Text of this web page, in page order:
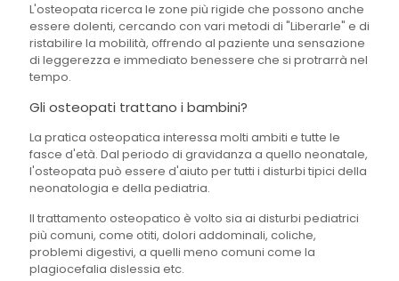
L'osteopata ricerca le zone più rigide che possono anche
essere dolenti, cercando con vari metodi di "Liberarle" e di
ristabilire la mobilità, offrendo al paziente una sensazione
di leggerezza e immediato benessere che si protrarrà nel
tempo.
Gli osteopati trattano i bambini?
La pratica osteopatica interessa molti ambiti e tutte le
fasce d'età. Dal periodo di gravidanza a quello neonatale,
l'osteopata può essere d'aiuto per tutti i disturbi tipici della
neonatologia e della pediatria.
Il trattamento osteopatico è volto sia ai disturbi pediatrici
più comuni, come otiti, dolori addominali, coliche,
problemi digestivi, a quelli meno comuni come la
plagiocefalia dislessia etc.